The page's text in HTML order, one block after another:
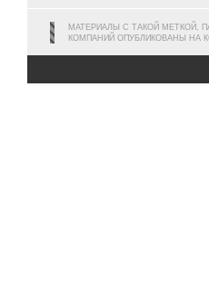
МАТЕРИАЛЫ С ТАКОЙ МЕТКОЙ,
КОМПАНИЙ ОПУБЛИКОВАНЫ НА